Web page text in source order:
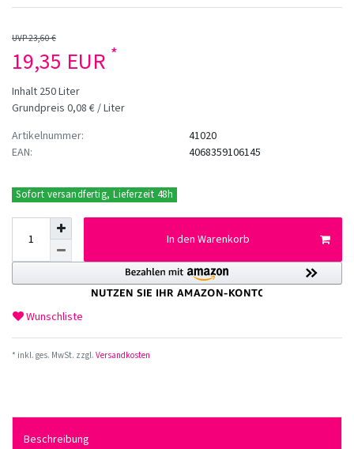
UVP 23,60 €
19,35 EUR *
Inhalt 250Liter
Grundpreis 0,08 € / Liter
Artikelnummer:
EAN:
41020
4068359106145
Sofort versandfertig, Lieferzeit 48h
In den Warenkorb
Wunschliste
* inkl. ges. MwSt. zzgl. Versandkosten
Beschreibung